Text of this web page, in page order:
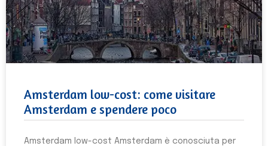
Amsterdam low-cost: come visitare
Amsterdam e spendere poco
Amsterdam low-cost Amsterdam è conosciuta per